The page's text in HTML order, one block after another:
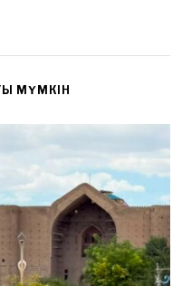
МҮМКІН